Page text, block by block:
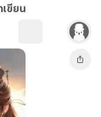
ขียน